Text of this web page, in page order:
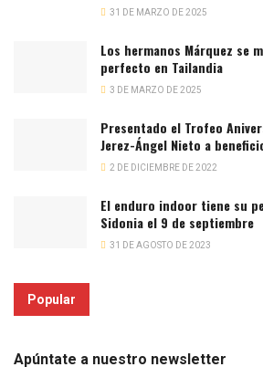
31 DE MARZO DE 2025
Los hermanos Márquez se
perfecto en Tailandia
3 DE MARZO DE 2025
Presentado el Trofeo
Jerez-Ángel Nieto a
2 DE DICIEMBRE DE 2022
El enduro indoor tiene su
Sidonia el 9 de septiembre
31 DE AGOSTO DE 2023
Popular
Apúntate a nuestro newsletter